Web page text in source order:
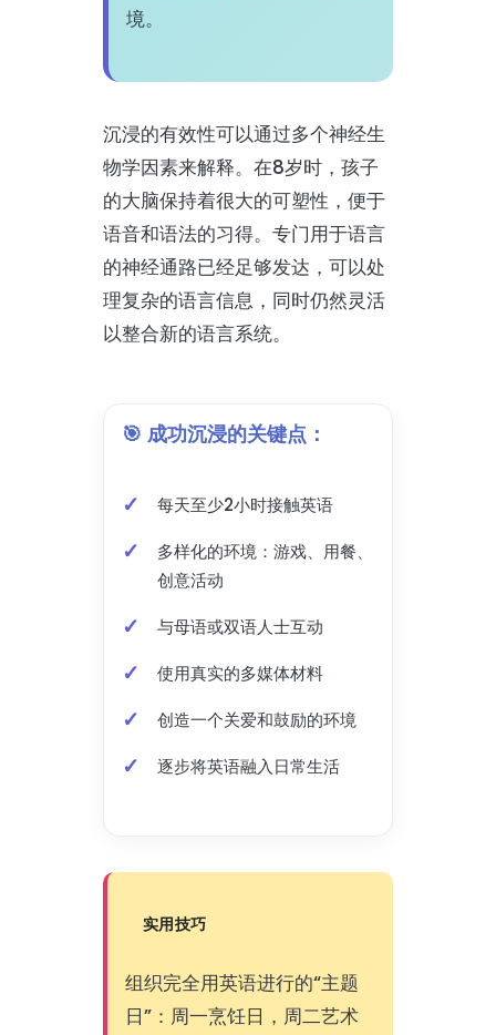
境。
沉浸的有效性可以通过多个神经生
物学因素来解释。在8岁时，孩子
的大脑保持着很大的可塑性，便于
语音和语法的习得。专门用于语言
的神经通路已经足够发达，可以处
理复杂的语言信息，同时仍然灵活
以整合新的语言系统。
🎯 成功沉浸的关键点：
每天至少2小时接触英语
多样化的环境：游戏、用餐、
创意活动
与母语或双语人士互动
使用真实的多媒体材料
创造一个关爱和鼓励的环境
逐步将英语融入日常生活
实用技巧
组织完全用英语进行的“主题
日”：周一烹饪日，周二艺术